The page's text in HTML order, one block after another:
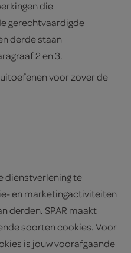
die
gerechtvaardigde
derde staan
2 en 3.
voor zover de
dienstverlening te
en marketingactiviteiten
derden. SPAR maakt
soorten cookies. Voor
is jouw voorafgaande